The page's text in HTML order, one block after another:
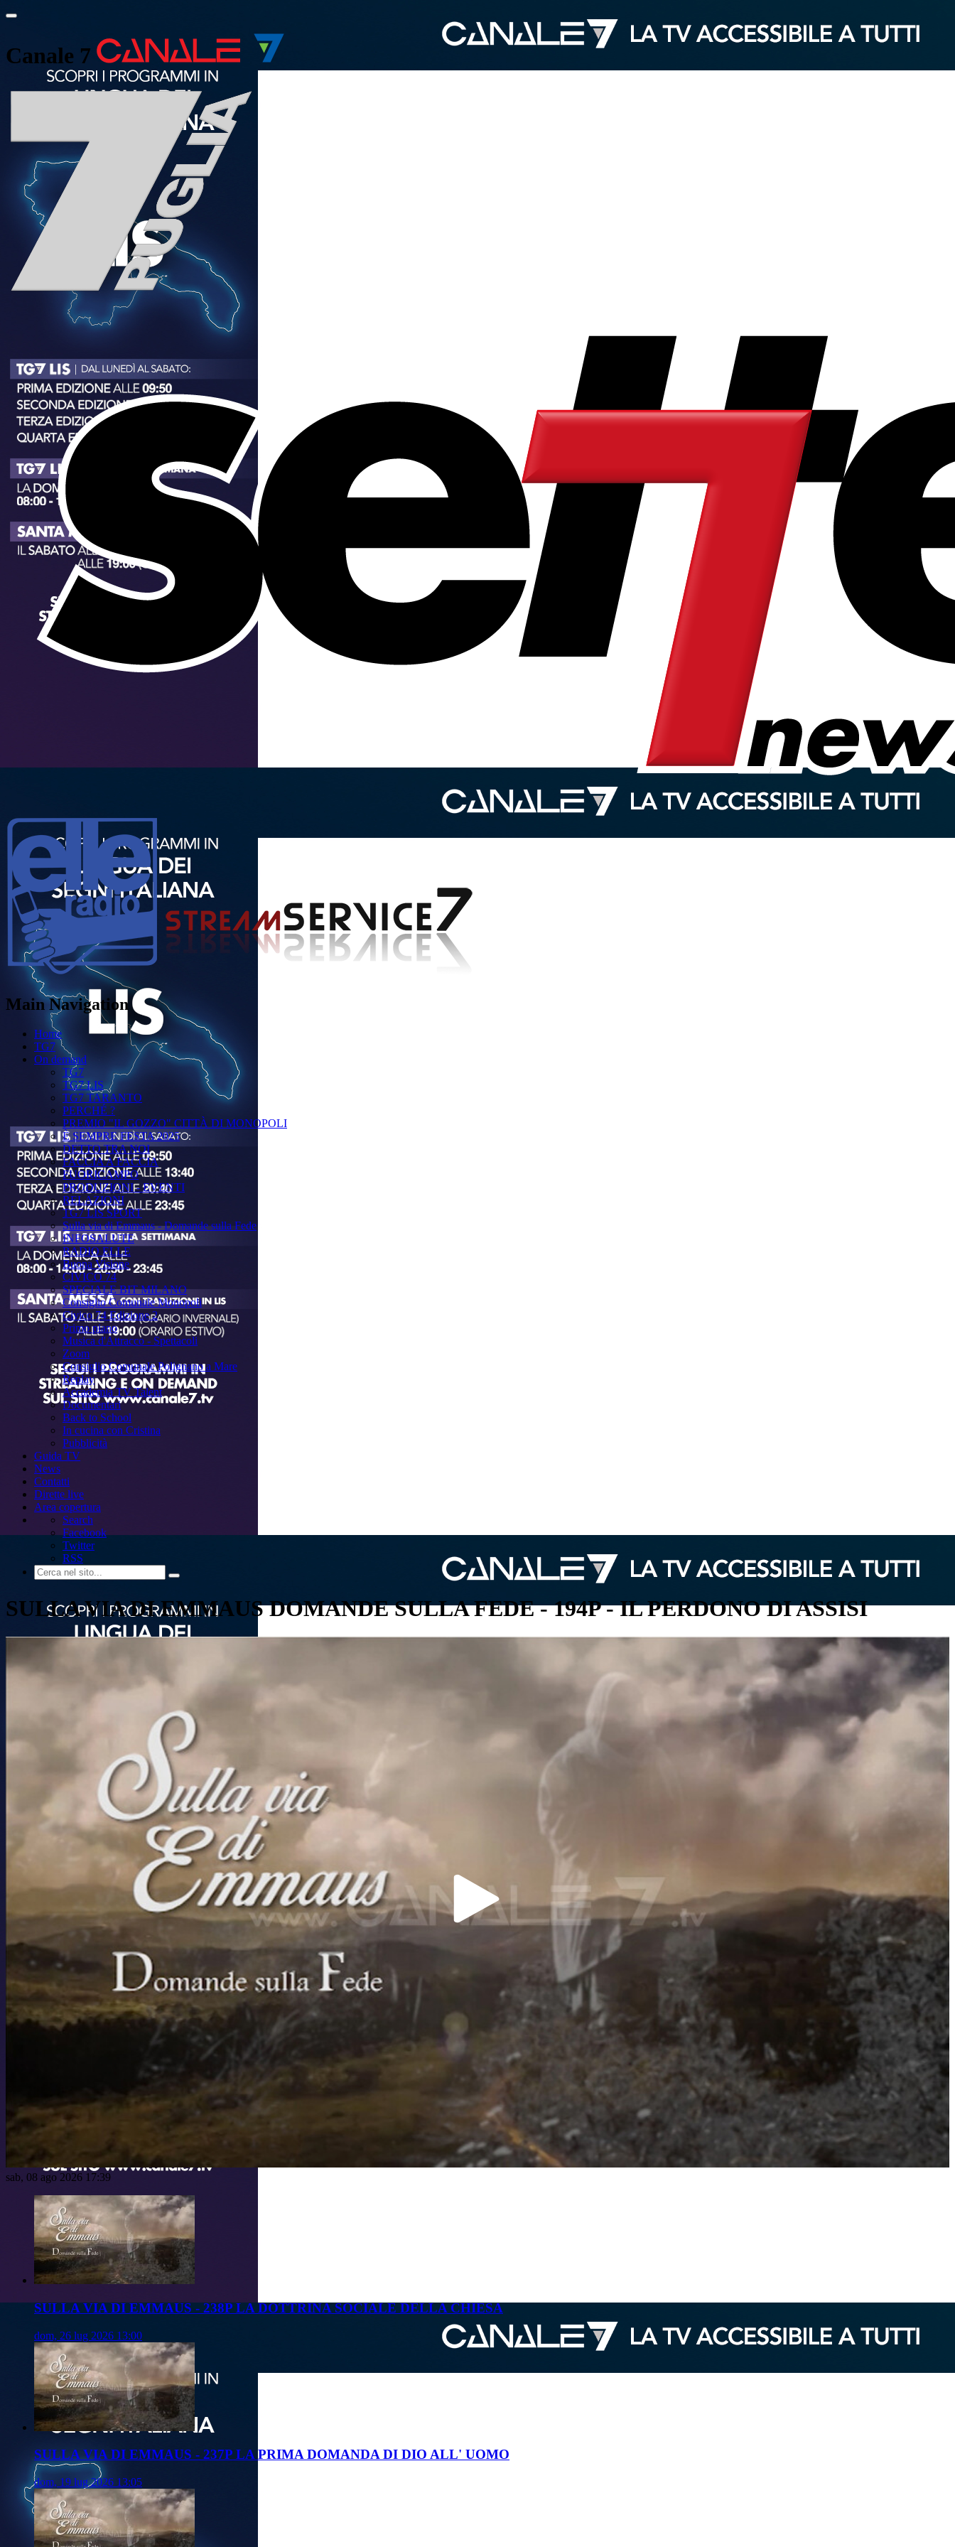
Canale 7
Main Navigation
Home
TG7
On demand
TG7
TG7 LIS
TG7 TARANTO
PERCHÉ ?
PREMIO "IL GOZZO" CITTÀ DI MONOPOLI
È SEMPRE FESTA 2025
DETTO TRA NOI
FACCIA A FACCIA
FUORICAMPO
PRODUZIONI - EVENTI
RELAZIONI
TG7 LIS SPORT
Sulla via di Emmaus - Domande sulla Fede
INFOSALUTE
RADIO ELLE
Buona Visione
CIVICO 74
SPECIALE BIT MILANO
Consiglio Comunale Monopoli
Civico 74 Edizione 2
Primo piano
Musica d'Attracco - Spettacoli
Zoom
Consiglio Comunale Polignano a Mare
Replay
Accademia TV Talent
Documentari
Back to School
In cucina con Cristina
Pubblicità
Guida TV
News
Contatti
Dirette live
Area copertura
Search
Facebook
Twitter
RSS
SULLA VIA DI EMMAUS DOMANDE SULLA FEDE - 194P - IL PERDONO DI ASSISI
Play
Video
sab, 08 ago 2026 17:39
SULLA VIA DI EMMAUS - 238P LA DOTTRINA SOCIALE DELLA CHIESA
dom, 26 lug 2026 13:00
SULLA VIA DI EMMAUS - 237P LA PRIMA DOMANDA DI DIO ALL' UOMO
dom, 19 lug 2026 13:05